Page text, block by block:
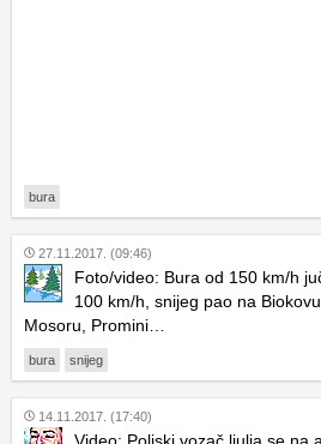
bura
27.11.2017. (09:46)
Foto/video: Bura od 150 km/h
100 km/h, snijeg pao na
Mosoru, Promini…
bura snijeg
14.11.2017. (17:40)